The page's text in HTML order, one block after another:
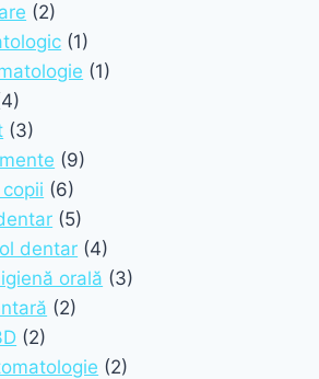
(2)
(1)
(1)
(3)
(9)
(6)
(5)
dentar (4)
orală (3)
(2)
(2)
(2)